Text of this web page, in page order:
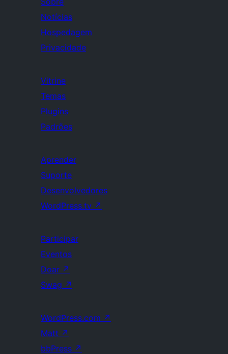
Notícias
Hospedagem
Privacidade
Vitrine
Temas
Plugins
Padrões
Aprender
Suporte
Desenvolvedores
WordPress.tv ↗
Participar
Eventos
Doar ↗
Swag ↗
WordPress.com ↗
Matt ↗
bbPress ↗